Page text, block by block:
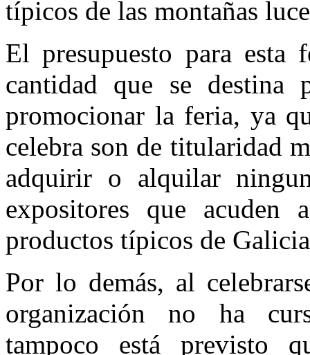
típicos de las montañas
El presupuesto para esta
cantidad que se destina
promocionar la feria, ya
celebra son de titularidad
adquirir o alquilar
expositores que
productos típicos de
Por lo demás, al
organización no ha
tampoco está previsto